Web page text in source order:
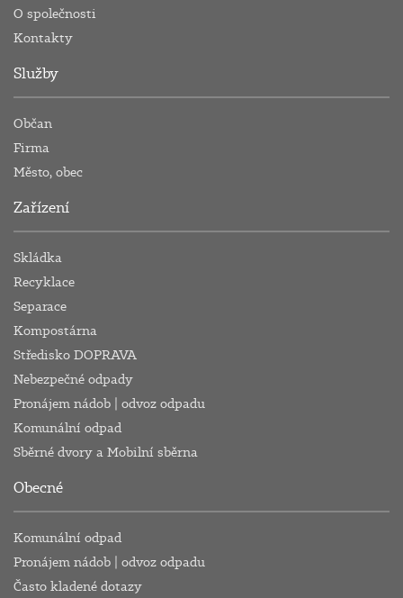
O společnosti
Kontakty
Služby
Občan
Firma
Město, obec
Zařízení
Skládka
Recyklace
Separace
Kompostárna
Středisko DOPRAVA
Nebezpečné odpady
Pronájem nádob | odvoz odpadu
Komunální odpad
Sběrné dvory a Mobilní sběrna
Obecné
Komunální odpad
Pronájem nádob | odvoz odpadu
Často kladené dotazy